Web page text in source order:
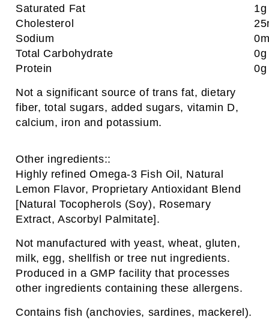
Saturated Fat
Cholesterol
Sodium
Total Carbohydrate
Protein
0g
Not a significant source of trans fat, dietary
fiber, total sugars, added sugars, vitamin D,
calcium, iron and potassium.
Other ingredients::
Highly refined Omega-3 Fish Oil, Natural
Lemon Flavor, Proprietary Antioxidant Blend
[Natural Tocopherols (Soy), Rosemary
Extract, Ascorbyl Palmitate].
Not manufactured with yeast, wheat, gluten,
milk, egg, shellfish or tree nut ingredients.
Produced in a GMP facility that processes
other ingredients containing these allergens.
Contains fish (anchovies, sardines, mackerel).